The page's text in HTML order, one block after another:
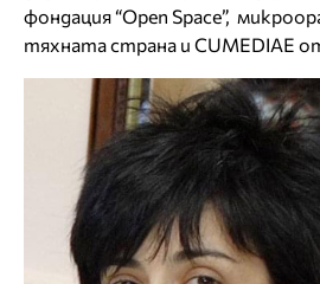
фондация “Open Space”,
тяхната страна и CUMEDIAE